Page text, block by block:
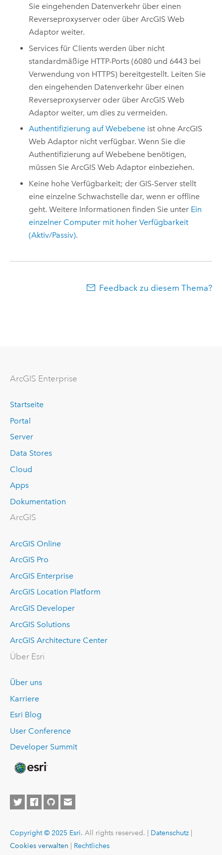
Sie eingehenden Datenverkehr über einen
Reverseproxyserver oder überArcGIS Web
Adaptor weiter.
Services für Clients werden über nicht
standardmäßige HTTP-Ports (6080 und 6443 bei
Verwendung von HTTPS) bereitgestellt. Leiten Sie
den eingehenden Datenverkehr über einen
Reverseproxyserver oder überArcGIS Web
Adaptor weiter, um dies zu vermeiden.
Authentifizierung auf Webebene ist ohneArcGIS
Web Adaptor nicht verfügbar. Wenn Sie die
Authentifizierung auf Webebene benötigen,
müssen SieArcGIS Web Adaptor einbeziehen.
Keine hohe Verfügbarkeit; der GIS-Server stellt
eine einzelne Schwachstelle dar, wenn er offline
geht. Weitere Informationen finden Sie unter Ein
einzelner Computer mit hoher Verfügbarkeit
(Aktiv/Passiv).
Feedback zu diesem Thema?
ArcGIS Enterprise
Startseite
Portal
Server
Data Stores
Cloud
Apps
Dokumentation
ArcGIS
ArcGIS Online
ArcGIS Pro
ArcGIS Enterprise
ArcGIS Location Platform
ArcGIS Developer
ArcGIS Solutions
ArcGIS Architecture Center
Über Esri
Über uns
Karriere
Esri Blog
User Conference
Developer Summit
Copyright © 2025 Esri. All rights reserved. | Datenschutz|
Cookies verwalten
Rechtliches